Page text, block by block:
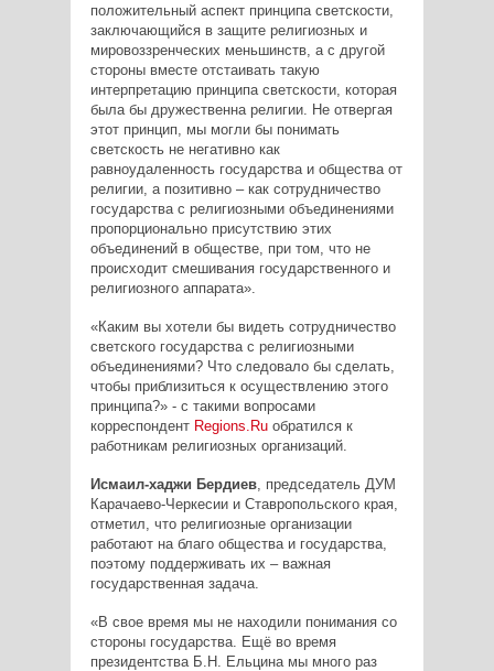
положительный аспект принципа светскости,
заключающийся в защите религиозных и
мировоззренческих меньшинств, а с другой
стороны вместе отстаивать такую
интерпретацию принципа светскости, которая
была бы дружественна религии. Не отвергая
этот принцип, мы могли бы понимать
светскость не негативно как
равноудаленность государства и общества от
религии, а позитивно – как сотрудничество
государства с религиозными объединениями
пропорционально присутствию этих
объединений в обществе, при том, что не
происходит смешивания государственного и
религиозного аппарата».
«Каким вы хотели бы видеть сотрудничество
светского государства с религиозными
объединениями? Что следовало бы сделать,
чтобы приблизиться к осуществлению этого
принципа?» - с такими вопросами
корреспондент Regions.Ruобратился к
работникам религиозных организаций.
Исмаил-хаджи Бердиев, председатель ДУМ
Карачаево-Черкесии и Ставропольского края,
отметил, что религиозные организации
работают на благо общества и государства,
поэтому поддерживать их – важная
государственная задача.
«В свое время мы не находили понимания со
стороны государства. Ещё во время
президентства Б.Н. Ельцина мы много раз